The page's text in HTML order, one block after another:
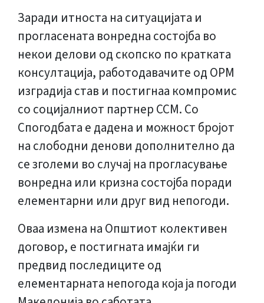
Заради итноста на ситуацијата и
прогласената вонредна состојба во
некои делови од скопско по кратката
консултација, работодавачите од ОРМ
изградија став и постигнаа компромис
со социјалниот партнер ССМ. Со
Спогодбата е дадена и можност бројот
на слободни денови дополнително да
се зголеми во случај на прогласување
вонредна или кризна состојба поради
елементарни или друг вид непогоди.
Оваа измена на Општиот колективен
договор, е постигната имајќи ги
предвид последиците од
елементарната непогода која ја погоди